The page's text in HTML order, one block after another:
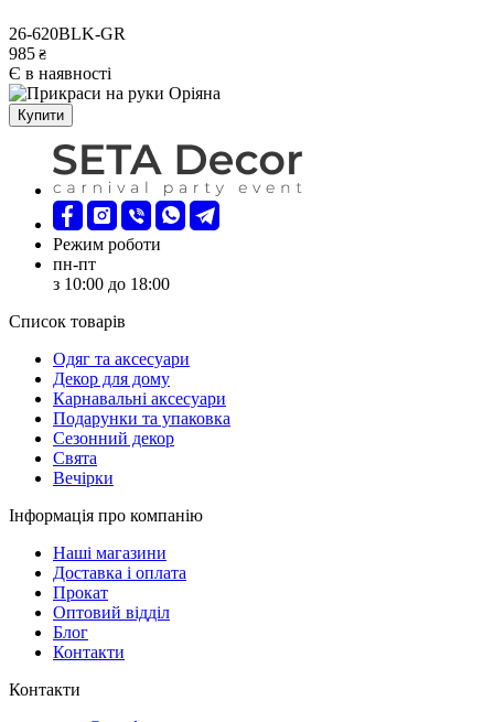
26-620BLK-GR
985 ₴
Є в наявності
Купити
Режим роботи
пн-пт
з 10:00 до 18:00
Список товарів
Oдяг та аксесуари
Декор для дому
Карнавальні аксесуари
Подарунки та упаковка
Сезонний декор
Свята
Вечірки
Інформація про компанію
Наші магазини
Доставка і оплата
Прокат
Оптовий відділ
Блог
Контакти
Контакти